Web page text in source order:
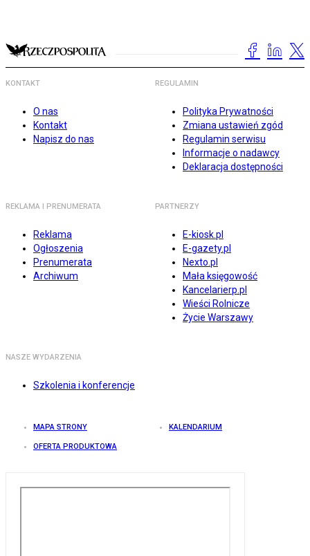
KONTAKT
O nas
Kontakt
Napisz do nas
REGULAMIN
Polityka Prywatności
Zmiana ustawień zgód
Regulamin serwisu
Informacje o nadawcy
Deklaracja dostępności
REKLAMA I PRENUMERATA
Reklama
Ogłoszenia
Prenumerata
Archiwum
PARTNERZY
E-kiosk.pl
E-gazety.pl
Nexto.pl
Mała księgowość
Kancelarierp.pl
Wieści Rolnicze
Życie Warszawy
NASZE WYDARZENIA
Szkolenia i konferencje
MAPA STRONY KALENDARIUM
OFERTA PRODUKTOWA